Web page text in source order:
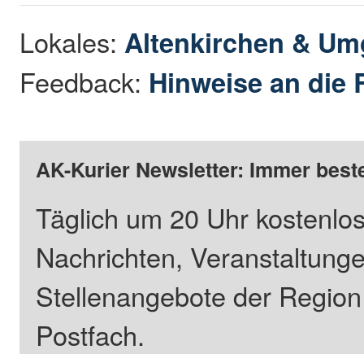
Lokales: Altenkirchen &
Feedback: Hinweise an die
AK-Kurier Newsletter: Immer
Täglich um 20 Uhr
Nachrichten,
Stellenangebote der
Postfach.